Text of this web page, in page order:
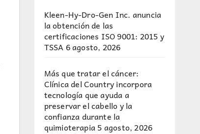
Kleen-Hy-Dro-Gen Inc. anuncia
la obtención de las
certificaciones ISO 9001: 2015 y
TSSA6 agosto, 2026
Más que tratar el cáncer:
Clínica del Country incorpora
tecnología que ayuda a
preservar el cabello y la
confianza durante la
quimioterapia5 agosto, 2026